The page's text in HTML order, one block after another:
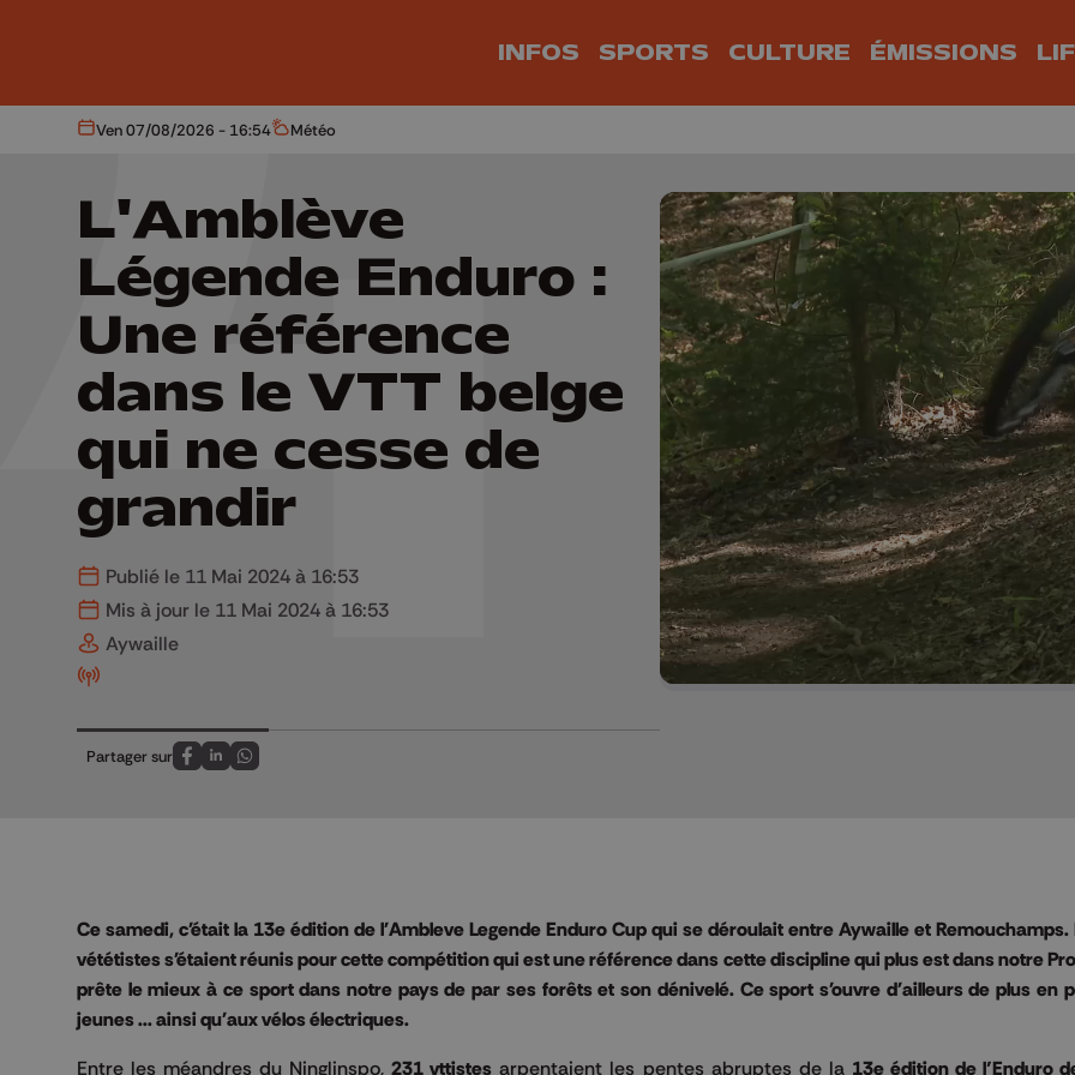
INFOS SPORTS CULTURE ÉMISSIONS
Aujourd'hui
Ven 07/08/2026 - 16:54 Météo
Météo
L'Amblève
Légende Enduro :
Une référence
dans le VTT belge
qui ne cesse de
grandir
Publié le 11 Mai 2024 à 16:53
Mis à jour le 11 Mai 2024 à 16:53
Aywaille
Partager sur
Partagez sur FaceBook
Partagez sur LinkedIn
Partagez sur Whatsapp
Ce samedi, c'était la 13e édition de l'Ambleve Legende Enduro Cup qui se déroulait entre Aywaille et Remouchamps.
vététistes s'étaient réunis pour cette compétition qui est une référence dans cette discipline qui plus est dans notre
prête le mieux à ce sport dans notre pays de par ses forêts et son dénivelé. Ce sport s'ouvre d'ailleurs de plus en
jeunes ... ainsi qu'aux vélos électriques.
Entre les méandres du Ninglinspo,231 vttistes arpentaient les pentes abruptes de la 13e édition de l’Enduro